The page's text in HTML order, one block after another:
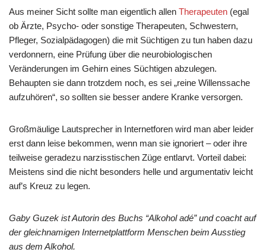
Aus meiner Sicht sollte man eigentlich allen Therapeuten (egal
ob Ärzte, Psycho- oder sonstige Therapeuten, Schwestern,
Pfleger, Sozialpädagogen) die mit Süchtigen zu tun haben dazu
verdonnern, eine Prüfung über die neurobiologischen
Veränderungen im Gehirn eines Süchtigen abzulegen.
Behaupten sie dann trotzdem noch, es sei „reine Willenssache
aufzuhören“, so sollten sie besser andere Kranke versorgen.
Großmäulige Lautsprecher in Internetforen wird man aber leider
erst dann leise bekommen, wenn man sie ignoriert – oder ihre
teilweise geradezu narzisstischen Züge entlarvt. Vorteil dabei:
Meistens sind die nicht besonders helle und argumentativ leicht
auf’s Kreuz zu legen.
Gaby Guzek ist Autorin des Buchs “Alkohol adé” und coacht auf
der gleichnamigen Internetplattform Menschen beim Ausstieg
aus dem Alkohol.